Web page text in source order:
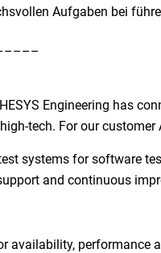
Aufgaben bei
Engineering has
tech. For our
systems for software
and continuous
availability, performance